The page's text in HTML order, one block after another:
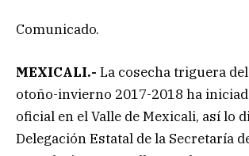
Comunicado.
MEXICALI.- La cosecha triguera
otoño-invierno 2017-2018 ha
oficial en el Valle de Mexicali, así lo
Delegación Estatal de la Secretaría